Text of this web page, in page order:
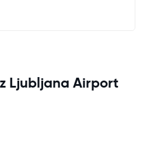
Ljubljana Airport